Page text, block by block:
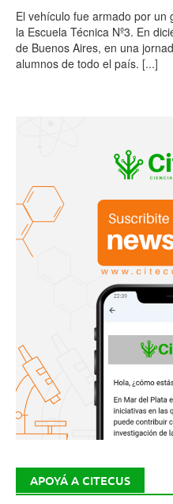
El vehículo fue armado por un
la Escuela Técnica Nº3. En
de Buenos Aires, en una
alumnos de todo el país. [...]
APOYÁ A CITECUS